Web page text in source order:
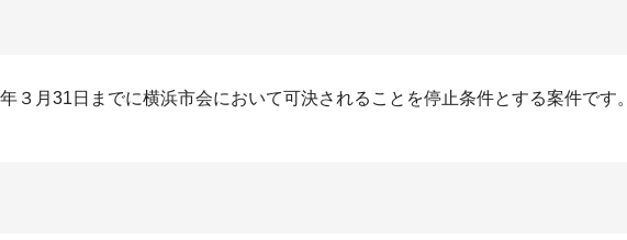
３月31日までに横浜市会において可決されることを停止条件とする案件です。